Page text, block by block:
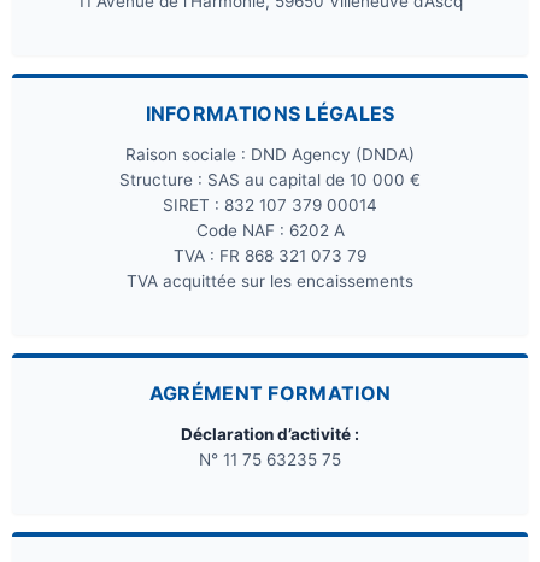
INFORMATIONS LÉGALES
Raison sociale : DND Agency (DNDA)
Structure : SAS au capital de 10 000 €
SIRET : 832 107 379 00014
Code NAF : 6202 A
TVA : FR 868 321 073 79
TVA acquittée sur les encaissements
AGRÉMENT FORMATION
Déclaration d’activité :
N° 11 75 63235 75